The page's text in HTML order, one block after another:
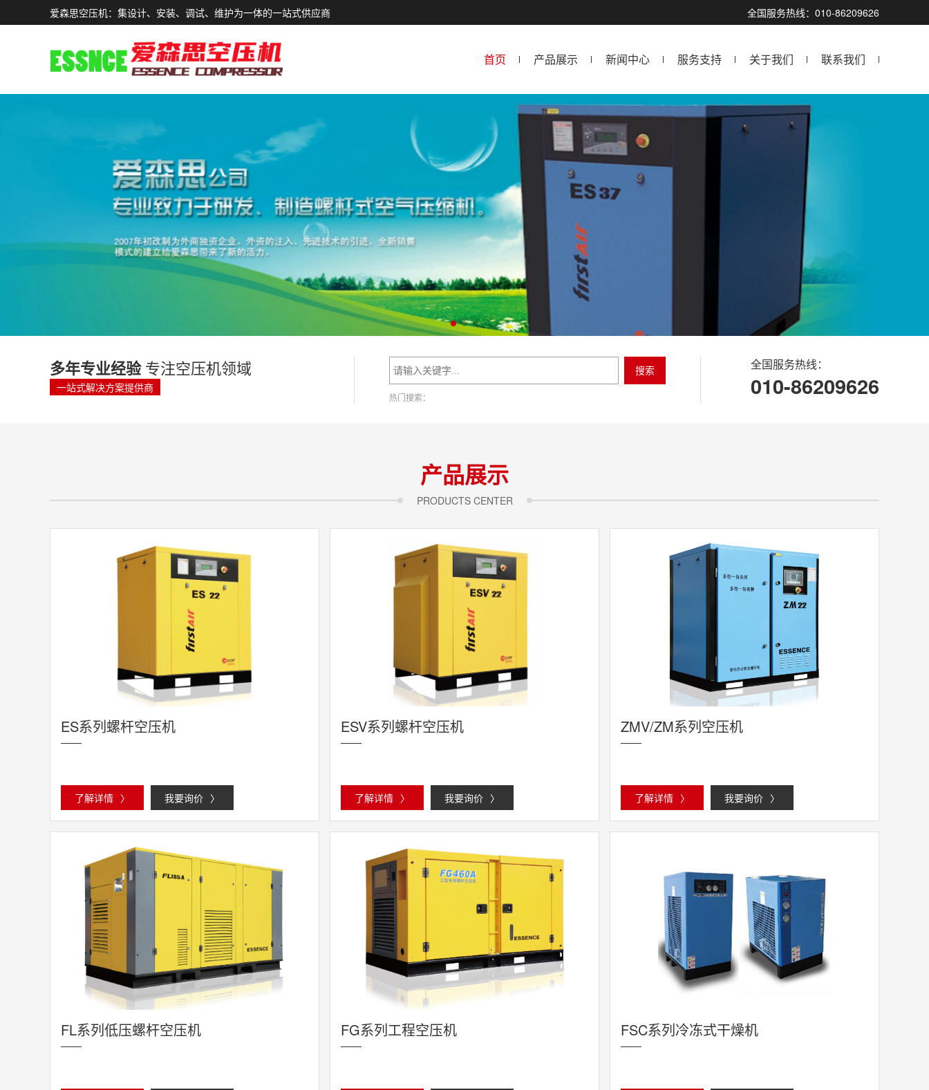
全国服务热线：010-86209626
爱森思空压机：集设计、安装、调试、维护为一体的一站式供应商
首页 产品展示 新闻中心 服务支持 关于我们 联系我们
多年专业经验专注空压机领域
一站式解决方案提供商
搜索
热门搜索：
全国服务热线：
010-86209626
产品展示
PRODUCTS CENTER
ES系列螺杆空压机
了解详情 〉 我要询价 〉
ESV系列螺杆空压机
了解详情 〉 我要询价 〉
ZMV/ZM系列空压机
了解详情 〉 我要询价 〉
FL系列低压螺杆空压机 FG系列工程空压机 FSC系列冷冻式干燥机